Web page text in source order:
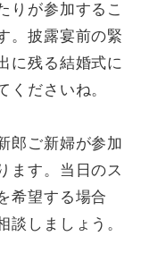
りが参加するこ
。披露宴前の緊
に残る結婚式に
くださいね。
郎ご新婦が参加
ます。当日のス
希望する場合
談しましょう。